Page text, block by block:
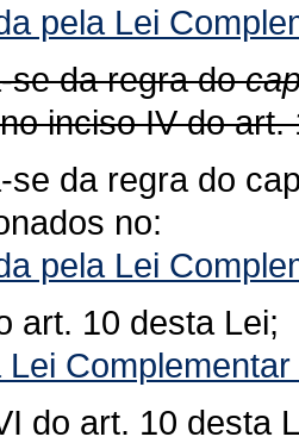
pela Lei
se da regra do
inciso IV do art.
se da regra do
no:
pela Lei
art. 10 desta Lei;
do art. 10 desta